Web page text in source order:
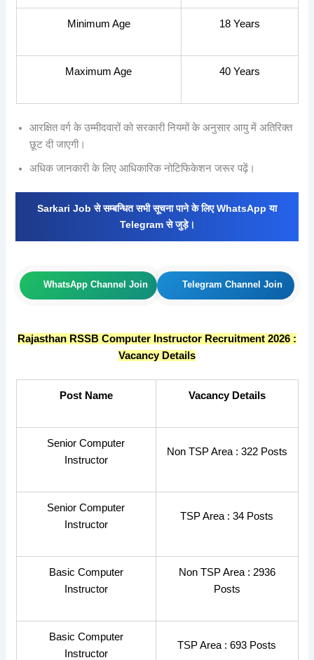
Minimum Age 18 Years
Maximum Age 40 Years
आरक्षित वर्ग के उम्मीदवारों को सरकारी नियमों के अनुसार आयु में अतिरिक्त
छूट दी जाएगी।
अधिक जानकारी के लिए आधिकारिक नोटिफिकेशन जरूर पढ़ें।
Sarkari Job से सम्बन्धित सभी सूचना पाने के लिए WhatsApp या
Telegram से जुड़े।
WhatsApp Channel Join Telegram Channel Join
Rajasthan RSSB Computer Instructor Recruitment 2026 :
Vacancy Details
Post Name Vacancy Details
Senior Computer
Instructor
Non TSP Area : 322 Posts
Senior Computer
Instructor
TSP Area : 34 Posts
Basic Computer
Instructor
Non TSP Area : 2936
Posts
Basic Computer
Instructor
TSP Area : 693 Posts